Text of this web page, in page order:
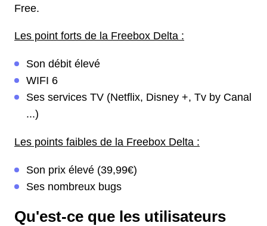
Free.
Les point forts de la Freebox Delta :
Son débit élevé
WIFI 6
Ses services TV (Netflix, Disney +, Tv by Canal
...)
Les points faibles de la Freebox Delta :
Son prix élevé (39,99€)
Ses nombreux bugs
Qu'est-ce que les utilisateurs